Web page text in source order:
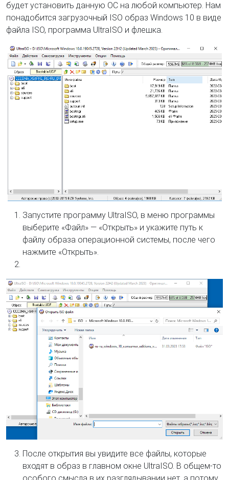
будет установить данную ОС на любой компьютер. Нам
понадобится загрузочный ISO образ Windows 10 в виде
файла ISO, программа UltraISO и флешка.
Запустите программу UltraISO, в меню программы
выберите «Файл» — «Открыть» и укажите путь к
файлу образа операционной системы, после чего
нажмите «Открыть».
После открытия вы увидите все файлы, которые
входят в образ в главном окне UltraISO. В общем-то